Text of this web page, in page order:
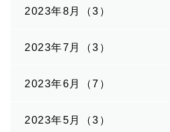
2023年8月（3）
2023年7月（3）
2023年6月（7）
2023年5月（3）